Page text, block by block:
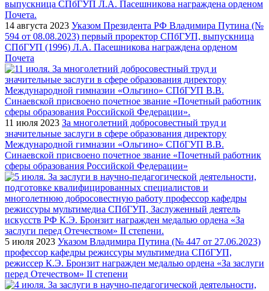
14 августа 2023 Указом Президента РФ Владимира Путина (№
594 от 08.08.2023) первый проректор СПбГУП, выпускница
СПбГУП (1996) Л.А. Пасешникова награждена орденом
Почета
11 июля 2023 За многолетний добросовестный труд и
значительные заслуги в сфере образования директору
Международной гимназии «Ольгино» СПбГУП В.В.
Синаевской присвоено почетное звание «Почетный работник
сферы образования Российской Федерации»
5 июля 2023 Указом Владимира Путина (№ 447 от 27.06.2023)
профессор кафедры режиссуры мультимедиа СПбГУП,
режиссер К.Э. Бронзит награжден медалью ордена «За заслуги
перед Отечеством» II степени